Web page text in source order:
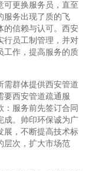
可更换服务员，直至
服务出现了质的飞
的信赖与认可。西安
行员工制管理，并对
工作，提高服务的质
需群体提供西安管道
要西安管道疏通服
服务前先签订合同
成。帅印环保诚为广
展，不断提高技术标
层次，扩大市场范